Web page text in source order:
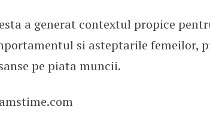
a generat contextul propice
si asteptarile femeilor,
pe piata muncii.